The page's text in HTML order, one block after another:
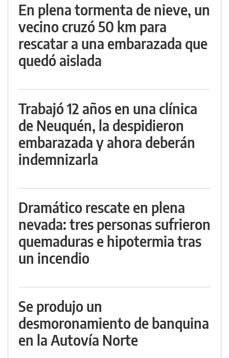
En plena tormenta de nieve, un
vecino cruzó 50 km para
rescatar a una embarazada que
quedó aislada
Trabajó 12 años en una clínica
de Neuquén, la despidieron
embarazada y ahora deberán
indemnizarla
Dramático rescate en plena
nevada: tres personas sufrieron
quemaduras e hipotermia tras
un incendio
Se produjo un
desmoronamiento de banquina
en la Autovía Norte